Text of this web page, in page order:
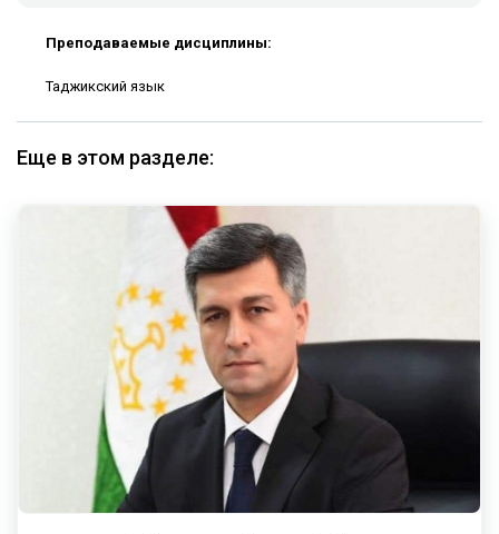
Преподаваемые дисциплины:
Таджикский язык
Еще в этом разделе: